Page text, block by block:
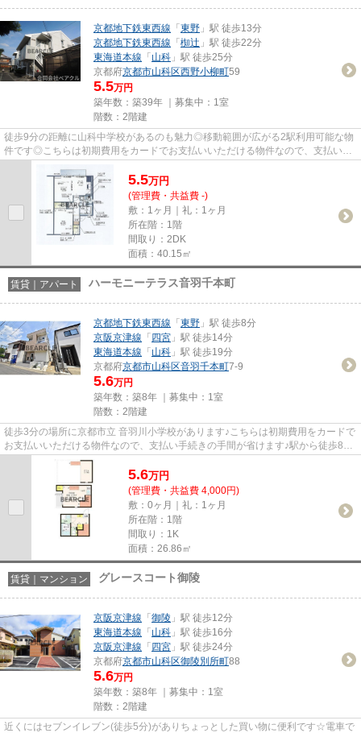
京都地下鉄東西線 「 東野 」駅 徒歩13分
京都地下鉄東西線 「 椥辻 」駅 徒歩22分
東海道本線 「 山科 」駅 徒歩25分
京都府京都市山科区西野小柳町59
5.5万円
築年数：築39年 ｜募集中： 1室
階数：2階建
徒歩9分の距離に山科中学校があるのも魅力◎移動範囲が広がる2駅利用可能な物
件です◎こちらは初期費用をカードでお支払いいただける物件なので、支払い手
5.5万円
(管理費・共益費 -)
敷：1ヶ月｜礼：1ヶ月
所在階：1階
間取り：2DK
面積：40.15㎡
賃貸｜アパート ハーモニーテラス音羽千本町
京都地下鉄東西線 「 東野 」駅 徒歩8分
京阪京津線 「 四宮 」駅 徒歩14分
東海道本線 「 山科 」駅 徒歩19分
京都府京都市山科区音羽千本町7-9
5.6万円
築年数：築8年 ｜募集中： 1室
階数：2階建
徒歩3分の場所に京都市立 音羽川小学校があります♪こちらは初期費用をカードで
お支払いいただける物件なので、支払い手続きの手間が省けます♪駅から徒歩8分
にある物件なので、電車利用...
5.6万円
(管理費・共益費 4,000円)
敷：0ヶ月｜礼：1ヶ月
所在階：1階
間取り：1K
面積：26.86㎡
賃貸｜マンション グレースコート御陵
京阪京津線 「 御陵 」駅 徒歩12分
東海道本線 「 山科 」駅 徒歩16分
京阪京津線 「 四宮 」駅 徒歩24分
京都府京都市山科区御陵別所町88
5.6万円
築年数：築8年 ｜募集中： 1室
階数：2階建
近くにはセブンイレブン(徒歩5分)がありちょっとした買い物に便利です☆電車で